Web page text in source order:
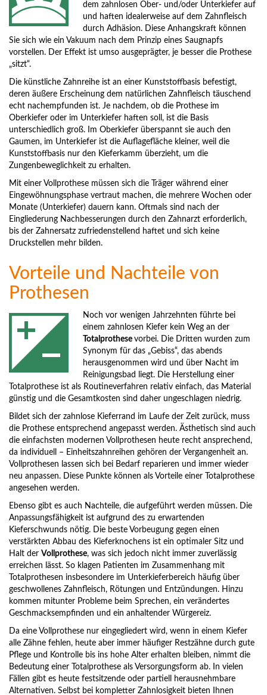
dem zahnlosen Ober- und/oder Unterkiefer auf
und haften idealerweise auf dem Zahnfleisch
durch Adhäsion. Diese Anhangskraft können
Sie sich wie ein Vakuum nach dem Prinzip eines Saugnapfs
vorstellen. Der Effekt ist umso ausgeprägter, je besser die Prothese
„sitzt“.
Die künstliche Zahnreihe ist an einer Kunststoffbasis befestigt,
deren äußere Erscheinung dem natürlichen Zahnfleisch täuschend
echt nachempfunden ist. Je nachdem, ob die Prothese im
Oberkiefer oder im Unterkiefer haften soll, ist die Basis
unterschiedlich groß. Im Oberkiefer überspannt sie auch den
Gaumen, im Unterkiefer ist die Auflagefläche kleiner, weil die
Kunststoffbasis nur den Kieferkamm überzieht, um die
Zungenbeweglichkeit zu erhalten.
Mit einer Vollprothese müssen sich die Träger während einer
Eingewöhnungsphase vertraut machen, die mehrere Wochen oder
Monate (Unterkiefer) dauern kann. Oftmals sind nach der
Eingliederung Nachbesserungen durch den Zahnarzt erforderlich,
bis der Zahnersatz zufriedenstellend haftet und sich keine
Druckstellen mehr bilden.
Vorteile und Nachteile von
Prothesen
Noch vor wenigen Jahrzehnten führte bei
einem zahnlosen Kiefer kein Weg an der
Totalprothese vorbei. Die Dritten wurden zum
Synonym für das „Gebiss“, das abends
herausgenommen wird und über Nacht im
Reinigungsbad liegt. Die Herstellung einer
Totalprothese ist als Routineverfahren relativ einfach, das Material
günstig und die Gesamtkosten sind daher ungeschlagen niedrig.
Bildet sich der zahnlose Kieferrand im Laufe der Zeit zurück, muss
die Prothese entsprechend angepasst werden. Ästhetisch sind auch
die einfachsten modernen Vollprothesen heute recht ansprechend,
da individuell – Einheitszahnreihen gehören der Vergangenheit an.
Vollprothesen lassen sich bei Bedarf reparieren und immer wieder
neu anpassen. Diese Punkte können als Vorteile einer Totalprothese
angesehen werden.
Ebenso gibt es auch Nachteile, die aufgeführt werden müssen. Die
Anpassungsfähigkeit ist aufgrund des zu erwartenden
Kieferschwunds nötig. Die beste Vorbeugung gegen einen
verstärkten Abbau des Kieferknochens ist ein optimaler Sitz und
Halt der Vollprothese, was sich jedoch nicht immer zuverlässig
erreichen lässt. So klagen Patienten im Zusammenhang mit
Totalprothesen insbesondere im Unterkieferbereich häufig über
geschwollenes Zahnfleisch, Rötungen und Entzündungen. Hinzu
kommen mitunter Probleme beim Sprechen, ein verändertes
Geschmacksempfinden und ein anhaltender Würgereiz.
Da eine Vollprothese nur eingegliedert wird, wenn in einem Kiefer
alle Zähne fehlen, heute aber immer häufiger Restzähne durch gute
Pflege und Kontrolle bis ins hohe Alter erhalten bleiben, nimmt die
Bedeutung einer Totalprothese als Versorgungsform ab. In vielen
Fällen gibt es heute festsitzende oder partiell herausnehmbare
Alternativen. Selbst bei kompletter Zahnlosigkeit bieten Ihnen